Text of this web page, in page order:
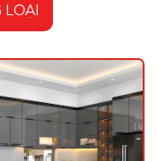
LOẠI